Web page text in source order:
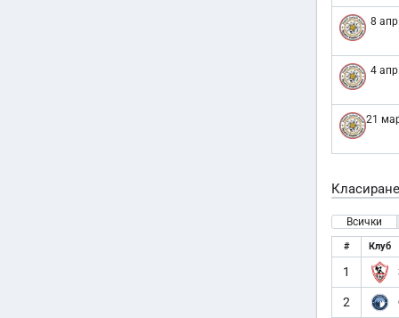
8
4
21
Класиране
Всички
# Клуб
1
2